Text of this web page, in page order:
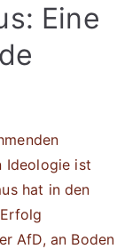
Eine
Ideologie ist
hat in den
AfD, an Boden